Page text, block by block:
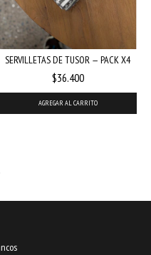
SERVILLETAS DE TUSOR — PACK X4
$36.400
AGREGAR AL CARRITO